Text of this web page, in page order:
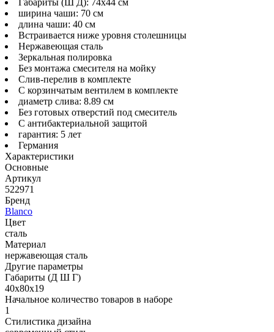
ширина чаши: 70 см
длина чаши: 40 см
Встраивается ниже уровня столешницы
Нержавеющая сталь
Зеркальная полировка
Без монтажа смесителя на мойку
Слив-перелив в комплекте
С корзинчатым вентилем в комплекте
диаметр слива: 8.89 см
Без готовых отверстий под смеситель
С антибактериальной защитой
гарантия: 5 лет
Германия
Характеристики
Основные
Артикул
522971
Бренд
Blanco
Цвет
сталь
Материал
нержавеющая сталь
Другие параметры
Габариты (Д Ш Г)
40х80х19
Начальное количество товаров в наборе
1
Стилистика дизайна